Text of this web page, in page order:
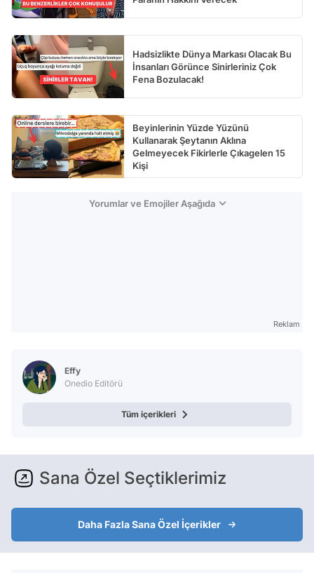
Hadsizlikte Dünya Markası Olacak Bu
İnsanları Görünce Sinirleriniz Çok
Fena Bozulacak!
Beyinlerinin Yüzde Yüzünü
Kullanarak Şeytanın Aklına
Gelmeyecek Fikirlerle Çıkagelen 15
Kişi
Yorumlar ve Emojiler Aşağıda
Reklam
Effy
Onedio Editörü
Tüm içerikleri
Sana Özel Seçtiklerimiz
Daha Fazla Sana Özel İçerikler